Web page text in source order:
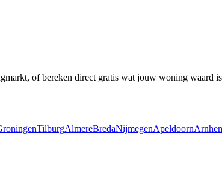
of bereken direct gratis wat jouw woning waard
TilburgAlmereBredaNijmegenApeldoorn